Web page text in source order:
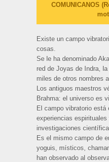
COMUNICANOS
Existe un campo
cosas.
Se le ha denominado
red de Joyas de Indra,
miles de otros nombres
Los antiguos maestros
Brahma: el universo es
El campo vibratorio
experiencias
investigaciones
Es el mismo campo de
yoguis, místicos,
han observado al